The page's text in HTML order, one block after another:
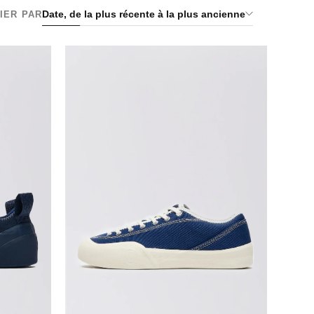
PARDate, de la plus récente à la plus ancienne